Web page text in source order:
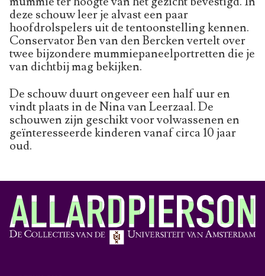
deze schouw leer je alvast een paar
hoofdrolspelers uit de tentoonstelling kennen.
Conservator Ben van den Bercken vertelt over
twee bijzondere mummiepaneelportretten die je
van dichtbij mag bekijken.
De schouw duurt ongeveer een half uur en
vindt plaats in de Nina van Leerzaal. De
schouwen zijn geschikt voor volwassenen en
geïnteresseerde kinderen vanaf circa 10 jaar
oud.